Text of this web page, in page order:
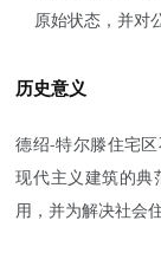
原始状态，并对
历史意义
德绍-特尔滕住宅
现代主义建筑的典
用，并为解决社会